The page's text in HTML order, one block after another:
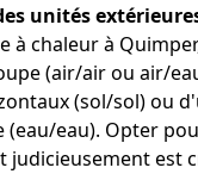
unités
à chaleur à
(air/air ou air/
(sol/sol) ou
(eau/eau). Opter
judicieusement est